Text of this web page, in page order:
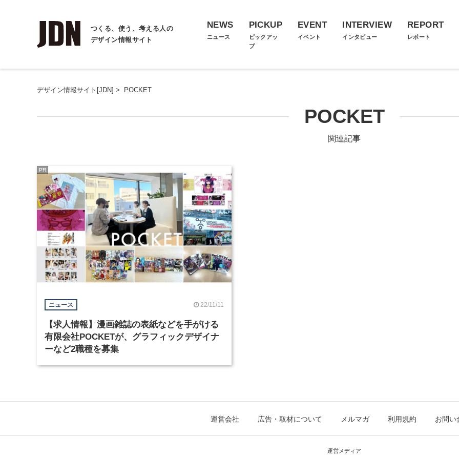
つくる、使う、考える人の
デザイン情報サイト
NEWS
ニュース
PICKUP
ピックアッ
プ
EVENT
イベント
INTERVIEW
インタビュー
REPORT
レポート
デザイン情報サイト[JDN] > POCKET
POCKET
関連記事
ニュース 22/11/11
【求人情報】漫画雑誌の表紙などを手がける
有限会社POCKETが、グラフィックデザイナ
ーなど2職種を募集
PR
運営会社 広告・取材について メルマガ 利用規約 お問い
運営メディア